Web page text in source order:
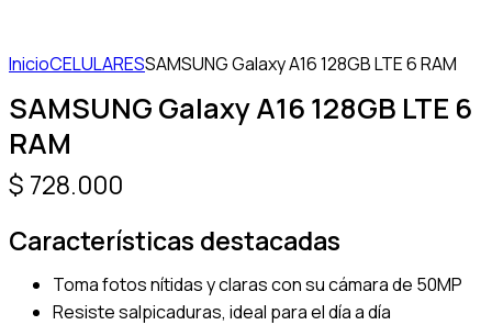
InicioCELULARESSAMSUNG Galaxy A16 128GB LTE 6 RAM
SAMSUNG Galaxy A16 128GB LTE 6
RAM
$ 728.000
Características destacadas
Toma fotos nítidas y claras con su cámara de 50MP
Resiste salpicaduras, ideal para el día a día